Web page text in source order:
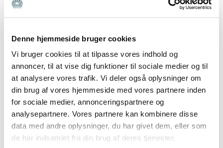
Denne hjemmeside bruger cookies
Vi bruger cookies til at tilpasse vores indhold og
annoncer, til at vise dig funktioner til sociale medier og til
at analysere vores trafik. Vi deler også oplysninger om
din brug af vores hjemmeside med vores partnere inden
for sociale medier, annonceringspartnere og
analysepartnere. Vores partnere kan kombinere disse
data med andre oplysninger, du har givet dem, eller som
de har indsamlet fra din brug af deres tjenester.
som fælles indsats. Evidens, relevans og
brobygning mellem sektorer. Journal for
Sygeplejevidenskab 02.09.2025 . ISSN 2794-6991.
link
Stenager, E, Jensen, RAA & Eckardt, JP (2025)
Evidensbaseret Psykoedukation i civilsamfundet
er klinisk relevant og skaber tværsektorielt
samarbejde. Ugeskrift for læger.link